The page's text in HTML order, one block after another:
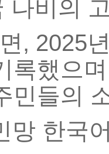
나비의
, 2025
록했으
민들의
망 한국